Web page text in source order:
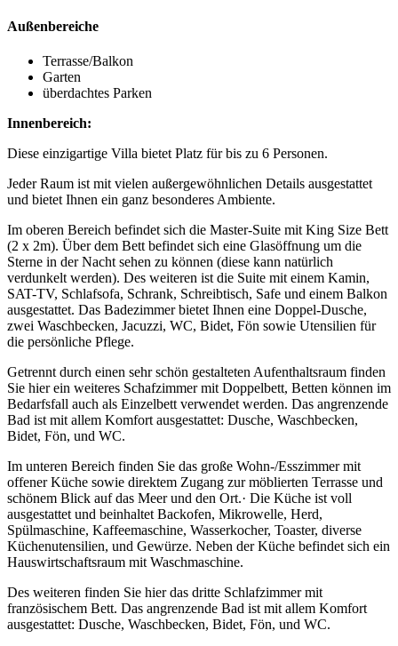
Außenbereiche
Terrasse/Balkon
Garten
überdachtes Parken
Innenbereich:
Diese einzigartige Villa bietet Platz für bis zu 6 Personen.
Jeder Raum ist mit vielen außergewöhnlichen Details ausgestattet
und bietet Ihnen ein ganz besonderes Ambiente.
Im oberen Bereich befindet sich die Master-Suite mit King Size Bett
(2 x 2m). Über dem Bett befindet sich eine Glasöffnung um die
Sterne in der Nacht sehen zu können (diese kann natürlich
verdunkelt werden). Des weiteren ist die Suite mit einem Kamin,
SAT-TV, Schlafsofa, Schrank, Schreibtisch, Safe und einem Balkon
ausgestattet. Das Badezimmer bietet Ihnen eine Doppel-Dusche,
zwei Waschbecken, Jacuzzi, WC, Bidet, Fön sowie Utensilien für
die persönliche Pflege.
Getrennt durch einen sehr schön gestalteten Aufenthaltsraum finden
Sie hier ein weiteres Schafzimmer mit Doppelbett, Betten können im
Bedarfsfall auch als Einzelbett verwendet werden. Das angrenzende
Bad ist mit allem Komfort ausgestattet: Dusche, Waschbecken,
Bidet, Fön, und WC.
Im unteren Bereich finden Sie das große Wohn-/Esszimmer mit
offener Küche sowie direktem Zugang zur möblierten Terrasse und
schönem Blick auf das Meer und den Ort.· Die Küche ist voll
ausgestattet und beinhaltet Backofen, Mikrowelle, Herd,
Spülmaschine, Kaffeemaschine, Wasserkocher, Toaster, diverse
Küchenutensilien, und Gewürze. Neben der Küche befindet sich ein
Hauswirtschaftsraum mit Waschmaschine.
Des weiteren finden Sie hier das dritte Schlafzimmer mit
französischem Bett. Das angrenzende Bad ist mit allem Komfort
ausgestattet: Dusche, Waschbecken, Bidet, Fön, und WC.